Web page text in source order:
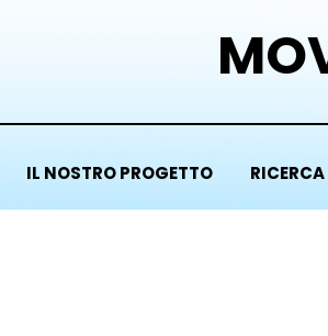
IL NOSTRO PROGETTO RICERCA